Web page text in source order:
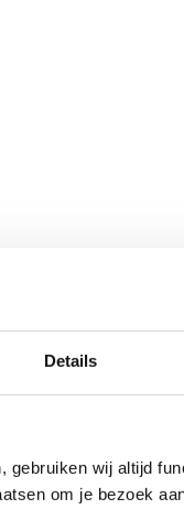
Details
wij altijd
om je bezoek
x 144
max. 6 bar1,0 -